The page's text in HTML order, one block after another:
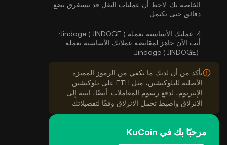
الخاصة بك. لاحظ أن عمليات النقل قد تستغرق بضع
دقائق حتى تكتمل.
4. عملتك الأساسية بعملة Jindoge ( JINDOGE ):
أنت الآن جاهز لمقايضة عملاتك الأساسية بعملة
تأكد من أن لديك ما يكفي من الرموز المميزة
الأصلية للبلوكتشين، مثل ETH على بلوكتشين
الإيثريوم، لدفع رسوم المعاملات. أيضًا، انتبه إلى
الانزلاق واضبط تحمل الانزلاق وفقًا لتفضيلاتك.
مرحبًا بك في KuCoin